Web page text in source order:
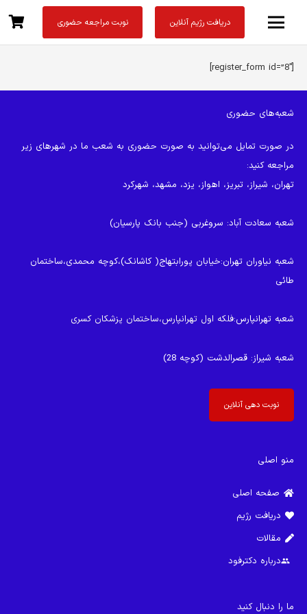
دریافت رژیم آنلاین نوبت مراجعه حضوری
[register_form id=”8″]
شعبه‌های حضوری
در صورت تمایل می‌توانید به صورت حضوری به شعب ما در شهرهای زیر
مراجعه کنید:
تهران، شیراز، تبریز، اهواز، یزد، مشهد، شهرکرد
شعبه سعادت آباد: سروغربی (جنب بانک پارسیان)
شعبه نیاوران تهران:خیابان پورابتهاج( کاشانک)،کوچه محمدی،ساختمان
طائی
شعبه تهرانپارس:فلکه اول تهرانپارس،ساختمان پزشکان کسری
شعبه شیراز: قصرالدشت (کوچه 28)
نوبت دهی آنلاین
منو اصلی
صفحه اصلی
دریافت رژیم
مقالات
groupدرباره دکترفود
ما را دنبال کنید